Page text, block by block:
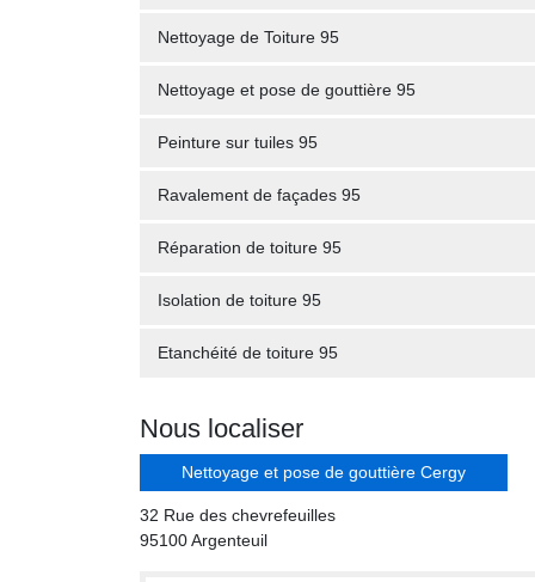
Nettoyage de Toiture 95
Nettoyage et pose de gouttière 95
Peinture sur tuiles 95
Ravalement de façades 95
Réparation de toiture 95
Isolation de toiture 95
Etanchéité de toiture 95
Nous localiser
Nettoyage et pose de gouttière Cergy
32 Rue des chevrefeuilles
95100 Argenteuil